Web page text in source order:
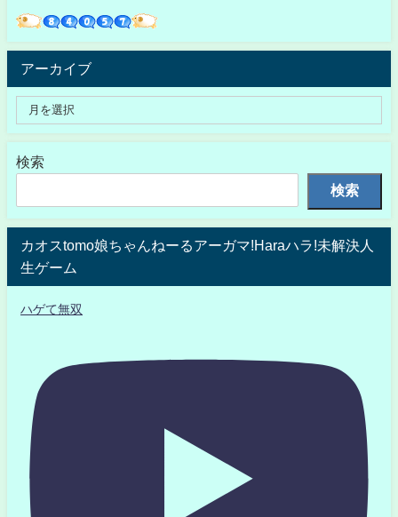
アーカイブ
検索
検索
カオスtomo娘ちゃんねーるアーガマ!Haraハラ!未解決人
生ゲーム
ハゲて無双